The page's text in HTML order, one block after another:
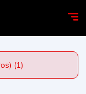
BÚSQUEDA (Elegir filtros) (1)